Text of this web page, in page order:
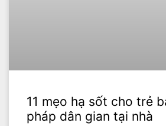
11 mẹo hạ sốt cho trẻ
pháp dân gian tại nhà